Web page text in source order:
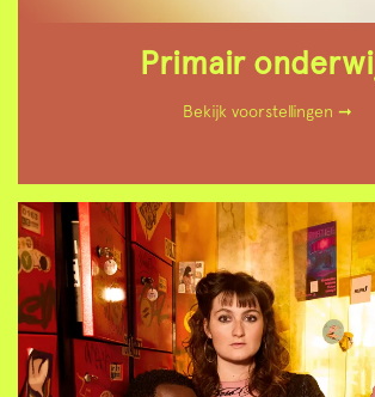
Primair
Bekijk voorstellingen ➞